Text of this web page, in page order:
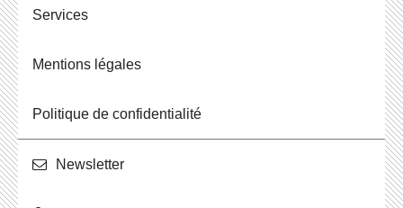
Ser­vices
Men­tions légales
Po­li­tique de confidentialité
News­let­ter